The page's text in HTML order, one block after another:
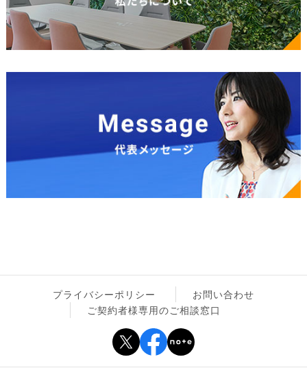
プライバシーポリシー
お問い合わせ
ご契約者様専用のご相談窓口